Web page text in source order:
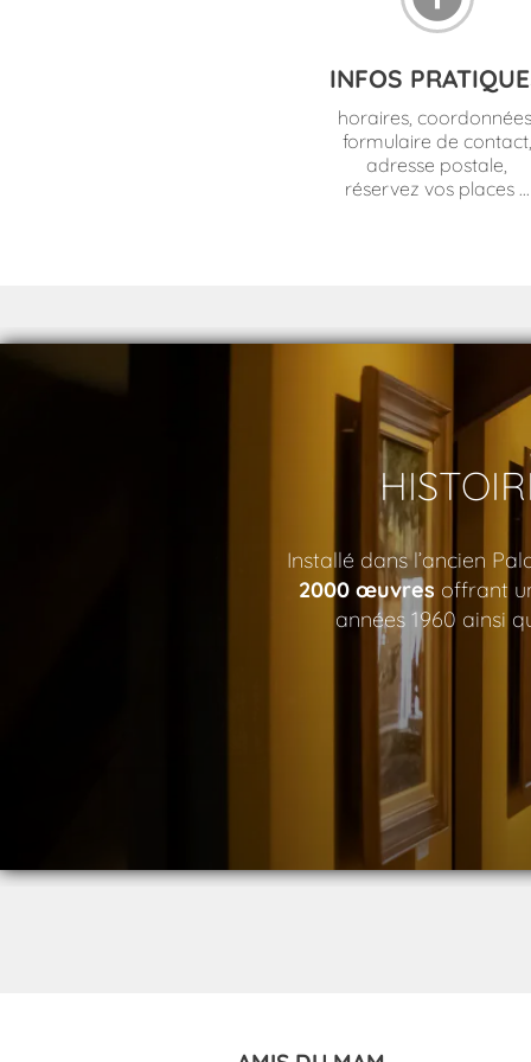
INFOS
horaires,
formulaire de contact,
adresse postale,
réservez vos places ...
Installé dans l’ancien
2000 œuvres offrant
années 1960 ainsi